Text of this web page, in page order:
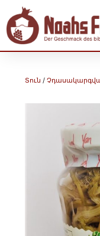
Տուն /